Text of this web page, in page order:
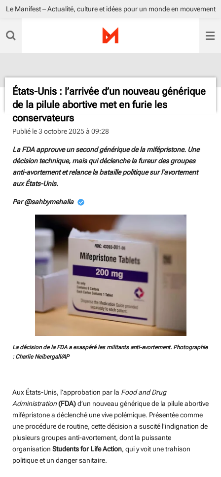
Passer
contenu
Le Manifest – Actualité, culture et idées pour un monde en mouvement
États-Unis : l’arrivée d’un nouveau générique
de la pilule abortive met en furie les
conservateurs
Publié le 3 octobre 2025 à 09:28
La FDA approuve un second générique de la mifépristone. Une
décision technique, mais qui déclenche la fureur des groupes
anti-avortement et relance la bataille politique sur l’avortement
aux États-Unis.
Par @sahbymehalla
La décision de la FDA a exaspéré les militants anti-avortement. Photographie
: Charlie Neibergall/AP
Aux États-Unis, l’approbation par la Food and Drug
Administration(FDA)d’un nouveau générique de la pilule abortive
mifépristone a déclenché une vive polémique. Présentée comme
une procédure de routine, cette décision a suscité l’indignation de
plusieurs groupes anti-avortement, dont la puissante
organisation Students for Life Action, qui y voit une trahison
politique et un danger sanitaire.